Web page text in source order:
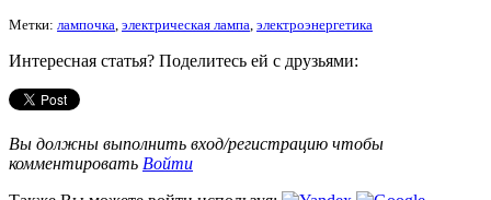
Метки: лампочка, электрическая лампа, электроэнергетика
Интересная статья? Поделитесь ей с друзьями:
Вы должны выполнить вход/регистрацию чтобы
комментировать Войти